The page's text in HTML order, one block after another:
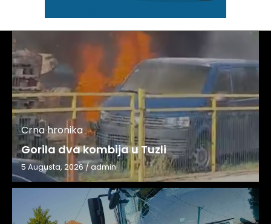
Crna hronika
Gorila dva kombija u Tuzli
5 Augusta, 2026/admin